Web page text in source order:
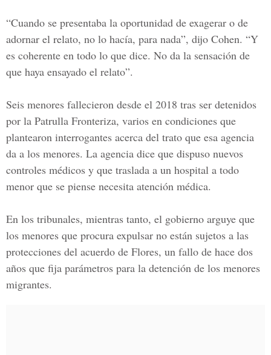
“Cuando se presentaba la oportunidad de exagerar o de
adornar el relato, no lo hacía, para nada”, dijo Cohen. “Y
es coherente en todo lo que dice. No da la sensación de
que haya ensayado el relato”.
Seis menores fallecieron desde el 2018 tras ser detenidos
por la Patrulla Fronteriza, varios en condiciones que
plantearon interrogantes acerca del trato que esa agencia
da a los menores. La agencia dice que dispuso nuevos
controles médicos y que traslada a un hospital a todo
menor que se piense necesita atención médica.
En los tribunales, mientras tanto, el gobierno arguye que
los menores que procura expulsar no están sujetos a las
protecciones del acuerdo de Flores, un fallo de hace dos
años que fija parámetros para la detención de los menores
migrantes.